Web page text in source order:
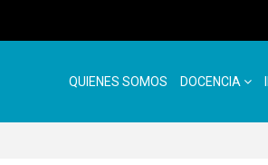
QUIENES SOMOS DOCENCIA